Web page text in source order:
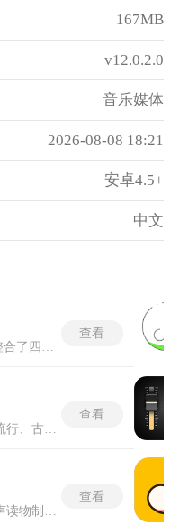
167MB
v12.0.2.0
音乐媒体
2026-08-08 18:21
安卓4.5+
中文
FlyMusic最新版是一个整合了四大搜索引擎的免费音乐聚合收听工具，四套引擎会同时针对输入的关键词发起检索，分别调用不同音乐平台的公开接口返回结果。最新版更新的哼唱识曲模块可以对着手机麦克风随意哼出一段旋律，系统分析音频波形后从数据库里匹配出最接近的歌曲名称。暗色界面方案将软件背景设置为深灰底色，在光线较暗的环境下长时间盯着屏幕也不会觉得刺眼。flymusic音乐下载最新版的AI歌曲推送引擎持续抓取用户的听歌历史信息，分析出偏好的曲风类型后自动生成每日专属推荐列表。榜单快速入口把各大平台的流行歌曲排行榜汇集在一处，无需切换软件就能一次性浏览多个榜单的最新排名。
查看
查看
查看